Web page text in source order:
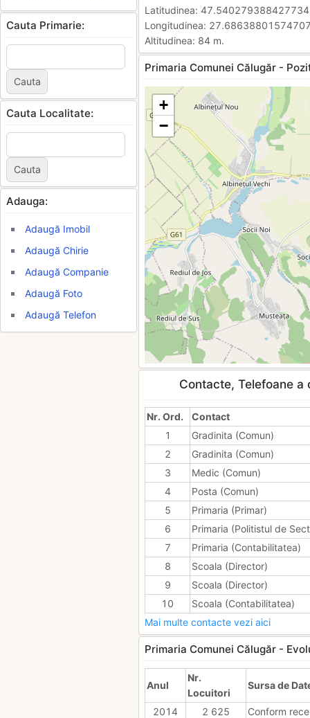
Cauta Primarie:
Cauta Localitate:
Adauga:
Adaugă Imobil
Adaugă Chirie
Adaugă Companie
Adaugă Foto
Adaugă Telefon
Latitudinea:
Longitudinea:
Altitudinea: 84 m.
Primaria Comunei Călugăr -
+
−
Contacte, Telefoane
Nr. Ord.
Contact
1
Gradinita (Comun)
2
Gradinita (Comun)
3
Medic (Comun)
4
Posta (Comun)
5
Primaria (Primar)
6
Primaria (Politistul de
7
Primaria (Contabilitatea)
8
Scoala (Director)
9
Scoala (Director)
10
Scoala (Contabilitatea)
Mai multe contacte vezi aici
Primaria Comunei Călugăr -
Anul
Nr.
Locuitori
Sursa de
2014 2 625
Conform